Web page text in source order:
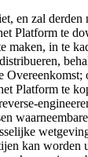
en zal derden
Platform te
maken, in te
Overeenkomst;
Platform te
kan worden